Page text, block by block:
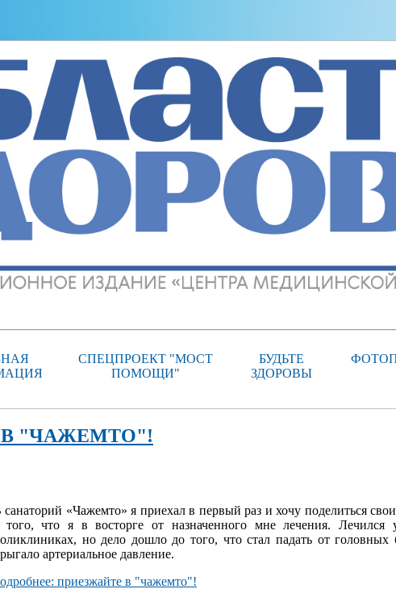
СПЕЦПРОЕКТ "МОСТ
ПОМОЩИ"
БУДЬТЕ
ЗДОРОВЫ
"ЧАЖЕМТО"!
санаторий «Чажемто» я приехал в первый раз и хочу поделиться
того, что я в восторге от назначенного мне лечения.
но дело дошло до того, что стал падать от головных
артериальное давление.
приезжайте в "чажемто"!